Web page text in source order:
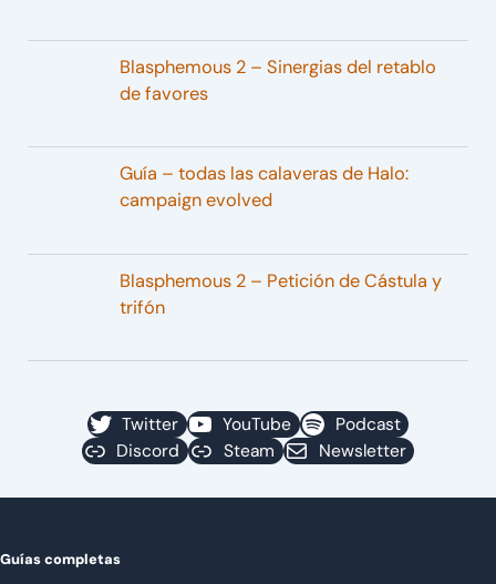
Blasphemous 2 – Sinergias del retablo
de favores
Guía – todas las calaveras de Halo:
campaign evolved
Blasphemous 2 – Petición de Cástula y
trifón
Twitter YouTube
Podcast
Discord
Steam Newsletter
Guías completas